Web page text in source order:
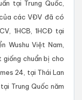
tại Trung Quốc,
các VĐV đã có
1HCB, 1HCĐ tại
Wushu Việt Nam,
chuẩn bị cho
24, tại Thái Lan
Trung Quốc năm